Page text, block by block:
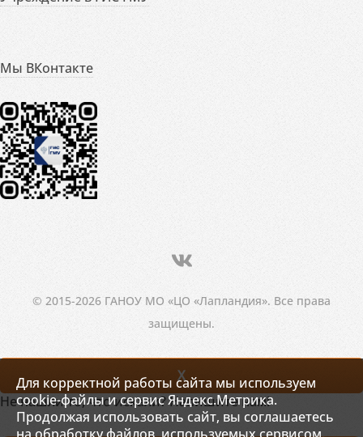
Мы ВКонтакте
© 2015-2026 ГАНОУ МО «ЦО «Лапландия». Все права
защищены.
Для корректной работы сайта мы используем
cookie-файлы и сервис Яндекс.Метрика.
Продолжая использовать сайт, вы соглашаетесь
X
Не нашли то, что искали? Напишите нам!